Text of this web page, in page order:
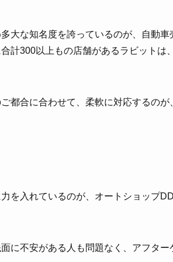
大な知名度を誇っているのが、自動車
計300以上もの店舗があるラビットは
都合に合わせて、柔軟に対応するのが
を入れているのが、オートショップ
に不安がある人も問題なく、アフター